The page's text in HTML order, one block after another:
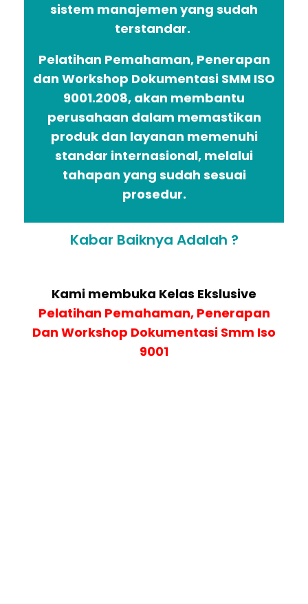
sistem manajemen yang sudah
terstandar.
Pelatihan Pemahaman, Penerapan
dan Workshop Dokumentasi SMM ISO
9001.2008, akan membantu
perusahaan dalam memastikan
produk dan layanan memenuhi
standar internasional, melalui
tahapan yang sudah sesuai
prosedur.
Kabar Baiknya Adalah ?
Kami membuka Kelas Ekslusive
Pelatihan Pemahaman, Penerapan
Dan Workshop Dokumentasi Smm Iso
9001